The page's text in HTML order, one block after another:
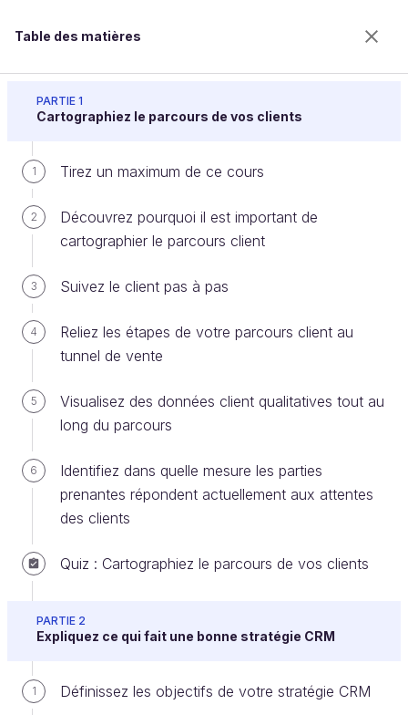
Table des matières
PARTIE 1
Cartographiez le parcours de vos clients
1 Tirez un maximum de ce cours
2
Découvrez pourquoi il est important de
cartographier le parcours client
3 Suivez le client pas à pas
4
Reliez les étapes de votre parcours client au
tunnel de vente
5
Visualisez des données client qualitatives tout au
long du parcours
6
Identifiez dans quelle mesure les parties
prenantes répondent actuellement aux attentes
des clients
Quiz : Cartographiez le parcours de vos clients
PARTIE 2
Expliquez ce qui fait une bonne stratégie CRM
1 Définissez les objectifs de votre stratégie CRM
Envisagez de combiner vos
données analytiques dans un
référentiel client unique
Bienvenue sur l’école 100% en ligne des métiers qui
ont de l’avenir.
Bénéficiez gratuitement de toutes les fonctionnalités
chapitres) avec un compte.
Créer un compte ou se connecter
On parle deréférentiel client unique
informations recueillies par une entreprise sur
chacun de ses clients se retrouvent dans une seule